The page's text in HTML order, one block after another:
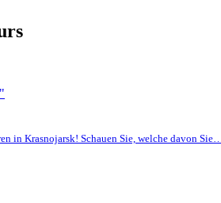
in Krasnojarsk! Schauen Sie, welche davon Sie…